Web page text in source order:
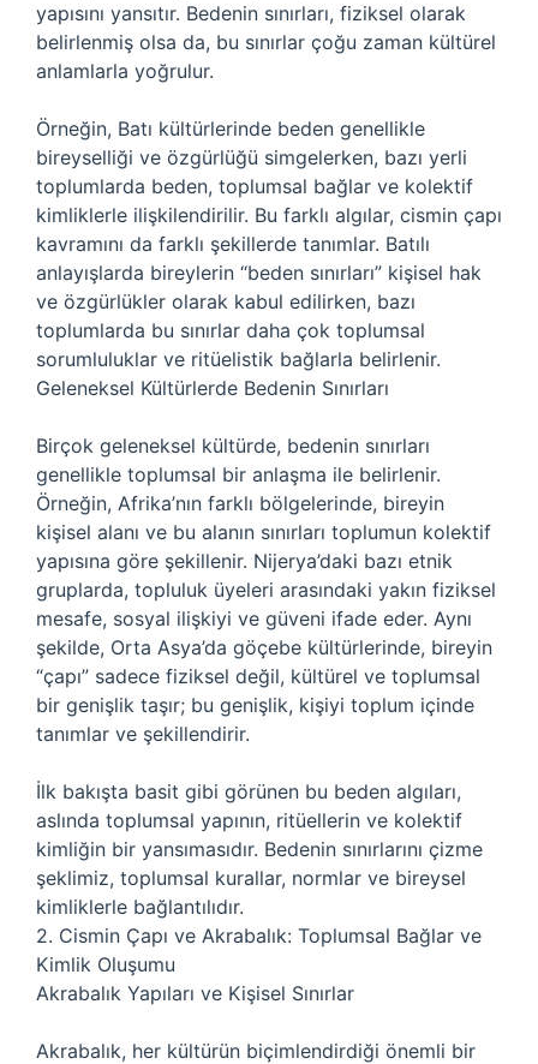
yapısını yansıtır. Bedenin sınırları, fiziksel olarak
belirlenmiş olsa da, bu sınırlar çoğu zaman kültürel
anlamlarla yoğrulur.
Örneğin, Batı kültürlerinde beden genellikle
bireyselliği ve özgürlüğü simgelerken, bazı yerli
toplumlarda beden, toplumsal bağlar ve kolektif
kimliklerle ilişkilendirilir. Bu farklı algılar, cismin çapı
kavramını da farklı şekillerde tanımlar. Batılı
anlayışlarda bireylerin “beden sınırları” kişisel hak
ve özgürlükler olarak kabul edilirken, bazı
toplumlarda bu sınırlar daha çok toplumsal
sorumluluklar ve ritüelistik bağlarla belirlenir.
Geleneksel Kültürlerde Bedenin Sınırları
Birçok geleneksel kültürde, bedenin sınırları
genellikle toplumsal bir anlaşma ile belirlenir.
Örneğin, Afrika’nın farklı bölgelerinde, bireyin
kişisel alanı ve bu alanın sınırları toplumun kolektif
yapısına göre şekillenir. Nijerya’daki bazı etnik
gruplarda, topluluk üyeleri arasındaki yakın fiziksel
mesafe, sosyal ilişkiyi ve güveni ifade eder. Aynı
şekilde, Orta Asya’da göçebe kültürlerinde, bireyin
“çapı” sadece fiziksel değil, kültürel ve toplumsal
bir genişlik taşır; bu genişlik, kişiyi toplum içinde
tanımlar ve şekillendirir.
İlk bakışta basit gibi görünen bu beden algıları,
aslında toplumsal yapının, ritüellerin ve kolektif
kimliğin bir yansımasıdır. Bedenin sınırlarını çizme
şeklimiz, toplumsal kurallar, normlar ve bireysel
kimliklerle bağlantılıdır.
2. Cismin Çapı ve Akrabalık: Toplumsal Bağlar ve
Kimlik Oluşumu
Akrabalık Yapıları ve Kişisel Sınırlar
Akrabalık, her kültürün biçimlendirdiği önemli bir